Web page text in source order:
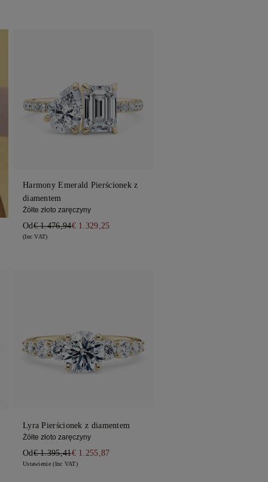
Harmony Emerald Pierścionek z
diamentem
Żółte złoto zaręczyny
Od€ 1.476,94€ 1.329,25
(Inc VAT)
Lyra Pierścionek z diamentem
Żółte złoto zaręczyny
Od€ 1.395,41€ 1.255,87
Ustawienie (Inc VAT)